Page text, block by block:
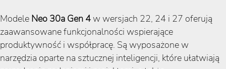
Modele Neo 30a Gen 4w wersjach 22, 24 i 27 oferują
zaawansowane funkcjonalności wspierające
produktywność i współpracę. Są wyposażone w
narzędzia oparte na sztucznej inteligencji, które ułatwiają